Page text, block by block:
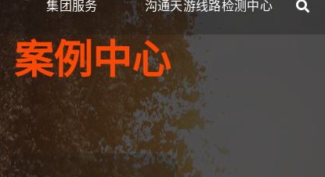
集团服务 沟通天游线路检测中心
案例中心